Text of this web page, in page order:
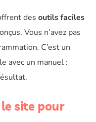
desoutils faciles
Vous n’avez pas
C’est un
avec un manuel :
site pour